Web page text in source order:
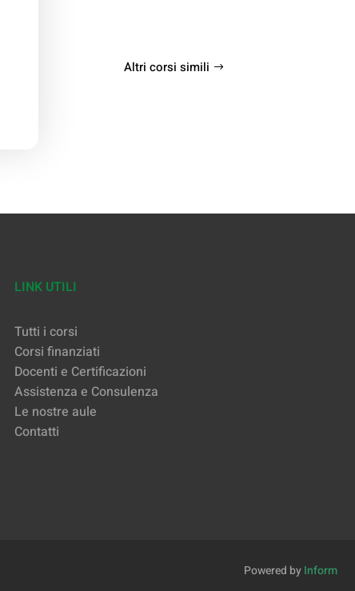
Altri corsi simili
LINK UTILI
Tutti i corsi
Corsi finanziati
Docenti e Certificazioni
Assistenza e Consulenza
Le nostre aule
Contatti
Powered byInform